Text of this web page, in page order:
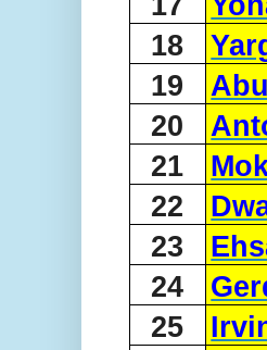
18
19
20
21
22
23
24
25